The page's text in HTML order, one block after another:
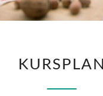
KURSPLAN